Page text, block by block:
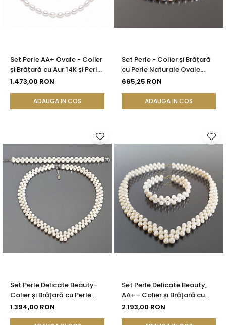
Set Perle AA+ Ovale - Colier
și Brățară cu Aur 14K și Perle
Naturale Albe 4/6 mm|
1.473,00 RON
ADAUGA IN COS
Set Perle - Colier și Brățară
cu Perle Naturale Ovale
Albe 4/6 mm, Argint 925 |
665,25 RON
ADAUGA IN COS
Set Perle Delicate Beauty-
Colier și Brățară cu Perle
Naturale Albe 5-6 mm,
1.394,00 RON
Set Perle Delicate Beauty,
AA+ - Colier și Brățară cu
Aur 14K, Perle Naturale Albe
2.193,00 RON